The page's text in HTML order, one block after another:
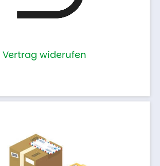
Vertrag widerufen